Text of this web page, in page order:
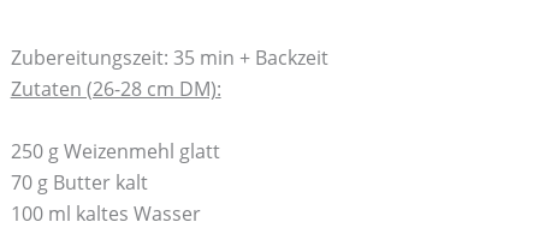
Zubereitungszeit: 35 min + Backzeit
Zutaten (26-28 cm DM):
250 g Weizenmehl glatt
70 g Butter kalt
100 ml kaltes Wasser